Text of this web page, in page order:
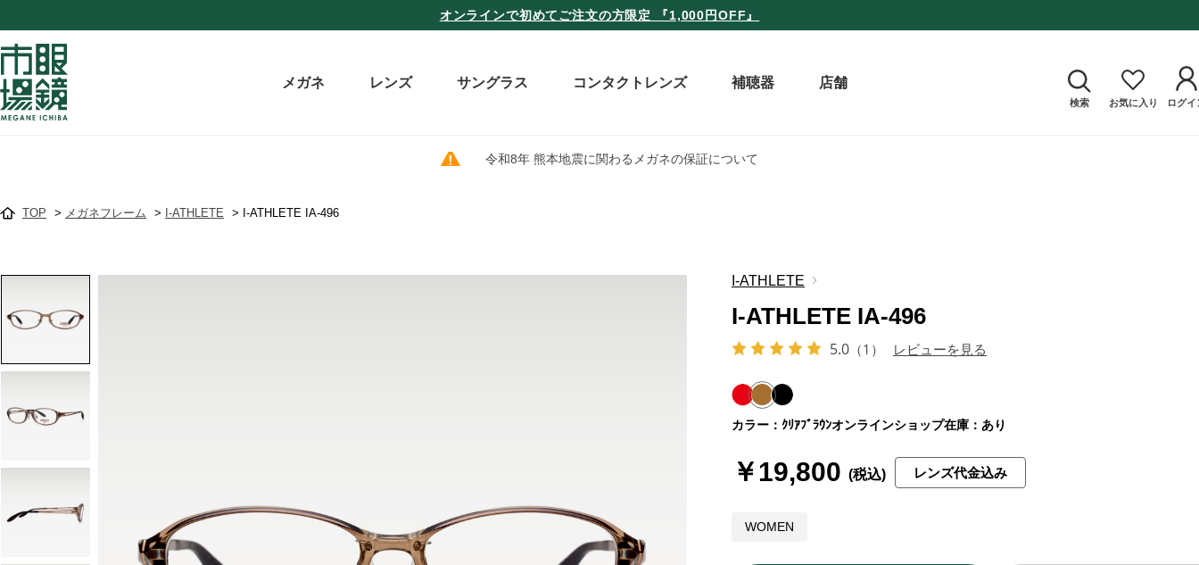
オンラインで初めてご注文の方限定 『1,000円OFF』
メガネ レンズ サングラス コンタクトレンズ 補聴器 店舗
検索 お気に入り ログイ
令和8年 熊本地震に関わるメガネの保証について
TOP > メガネフレーム > I-ATHLETE > I-ATHLETE IA-496
I-ATHLETE
カラー：ｸﾘｱﾌﾞﾗｳﾝオンラインショップ在庫：あり
￥19,800 レンズ代金込み
WOMEN
I-ATHLETE IA-496
5.0 （1） レビューを見る